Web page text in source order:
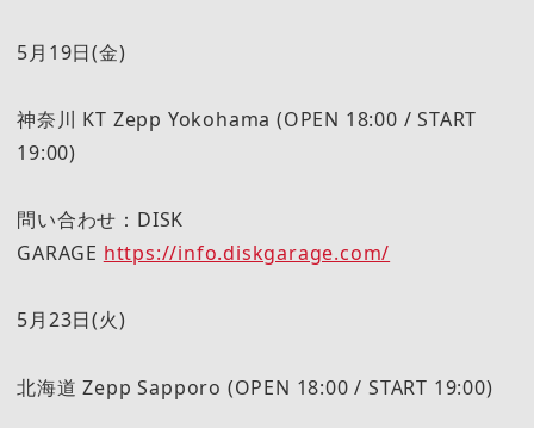
5月19日(金)
神奈川 KT Zepp Yokohama (OPEN 18:00 / START
19:00)
問い合わせ：DISK
GARAGE https://info.diskgarage.com/
5月23日(火)
北海道 Zepp Sapporo (OPEN 18:00 / START 19:00)